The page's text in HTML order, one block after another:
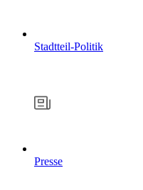
Stadtteil-Politik
Presse